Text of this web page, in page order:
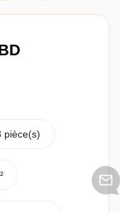
pièce(s)